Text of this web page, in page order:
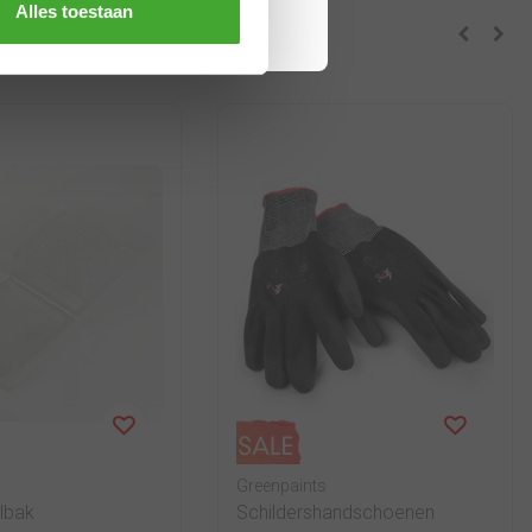
Alles toestaan
Greenpaints
Schildershandschoenen